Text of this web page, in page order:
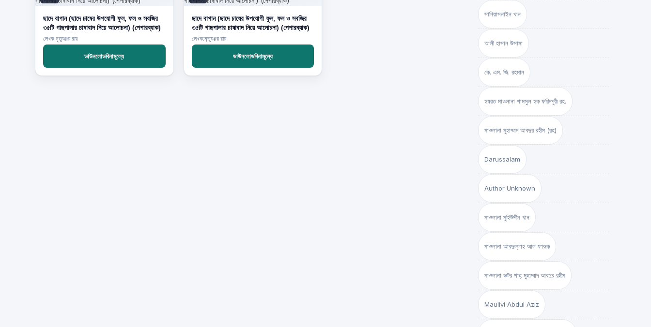
ছাদে বাগান (ছাদে চাষের উপযোগী ফুল, ফল ও সবজির
৩৫টি গাছপালার চাষাবাদ নিয়ে আলোচনা) (পেপারব্যাক)
লেখক:মৃত্যুঞ্জয় রায়
ডাউনলোডবিনামূল্যে
ছাদে বাগান (ছাদে চাষের উপযোগী ফুল, ফল ও সবজির
৩৫টি গাছপালার চাষাবাদ নিয়ে আলোচনা) (পেপারব্যাক)
লেখক:মৃত্যুঞ্জয় রায়
ডাউনলোডবিনামূল্যে
সানিয়াসনাইন খান
আলী হাসান উসামা
কে. এম. জি. রহমান
হযরত মাওলানা শামসুল হক ফরিদপুরী রহ.
মাওলানা মুহাম্মাদ আবদুর রহীম (রহ)
Darussalam
Author Unknown
মাওলানা মুহিউদ্দীন খান
মাওলানা আবদুল্লাহ আল ফারূক
মাওলানা ডক্টর শাহ্‌ মুহাম্মাদ আবদুর রহীম
Maulivi Abdul Aziz